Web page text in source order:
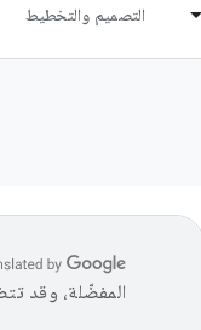
التصميم والتخطيط
المفضّلة، وقد